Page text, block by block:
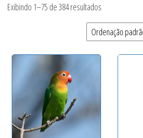
Exibindo 1–75 de 384 resultados